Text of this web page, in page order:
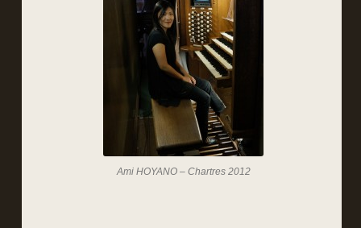
Ami HOYANO – Chartres 2012